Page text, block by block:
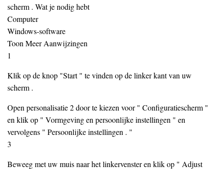
scherm . Wat je nodig hebt
Computer
Windows-software
Toon Meer Aanwijzingen
1
Klik op de knop "Start " te vinden op de linker kant van uw
scherm .
Open personalisatie 2 door te kiezen voor " Configuratiescherm "
en klik op " Vormgeving en persoonlijke instellingen " en
vervolgens " Persoonlijke instellingen . "
3
Beweeg met uw muis naar het linkervenster en klik op " Adjust